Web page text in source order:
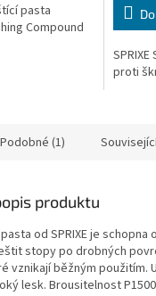
pasta
Compound
proti
Podobné (1)
produktu
od SPRIXE je
stopy po drobných
vznikají běžným použitím.
lesk. Brousitelnost